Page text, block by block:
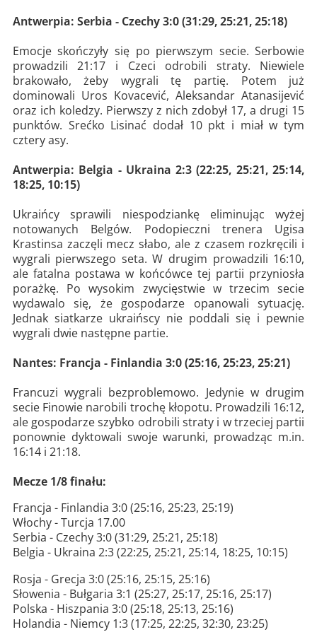
Antwerpia: Serbia - Czechy 3:0 (31:29, 25:21, 25:18)
Emocje skończyły się po pierwszym secie. Serbowie
prowadzili 21:17 i Czeci odrobili straty. Niewiele
brakowało, żeby wygrali tę partię. Potem już
dominowali Uros Kovacević, Aleksandar Atanasijević
oraz ich koledzy. Pierwszy z nich zdobył 17, a drugi 15
punktów. Srećko Lisinać dodał 10 pkt i miał w tym
cztery asy.
Antwerpia: Belgia - Ukraina 2:3 (22:25, 25:21, 25:14,
18:25, 10:15)
Ukraińcy sprawili niespodziankę eliminując wyżej
notowanych Belgów. Podopieczni trenera Ugisa
Krastinsa zaczęli mecz słabo, ale z czasem rozkręcili i
wygrali pierwszego seta. W drugim prowadzili 16:10,
ale fatalna postawa w końcówce tej partii przyniosła
porażkę. Po wysokim zwycięstwie w trzecim secie
wydawalo się, że gospodarze opanowali sytuację.
Jednak siatkarze ukraińscy nie poddali się i pewnie
wygrali dwie następne partie.
Nantes: Francja - Finlandia 3:0 (25:16, 25:23, 25:21)
Francuzi wygrali bezproblemowo. Jedynie w drugim
secie Finowie narobili trochę kłopotu. Prowadzili 16:12,
ale gospodarze szybko odrobili straty i w trzeciej partii
ponownie dyktowali swoje warunki, prowadząc m.in.
16:14 i 21:18.
Mecze 1/8 finału:
Francja - Finlandia 3:0 (25:16, 25:23, 25:19)
Włochy - Turcja 17.00
Serbia - Czechy 3:0 (31:29, 25:21, 25:18)
Belgia - Ukraina 2:3 (22:25, 25:21, 25:14, 18:25, 10:15)
Rosja - Grecja 3:0 (25:16, 25:15, 25:16)
Słowenia - Bułgaria 3:1 (25:27, 25:17, 25:16, 25:17)
Polska - Hiszpania 3:0 (25:18, 25:13, 25:16)
Holandia - Niemcy 1:3 (17:25, 22:25, 32:30, 23:25)